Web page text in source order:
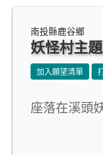
南投縣鹿谷鄉
妖怪村主
加入願望清單
座落在溪頭